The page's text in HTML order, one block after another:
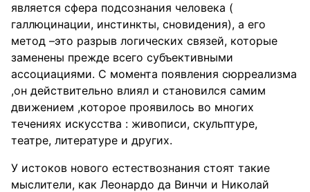
является сфера подсознания человека (
галлюцинации, инстинкты, сновидения), а его
метод –это разрыв логических связей, которые
заменены прежде всего субъективными
ассоциациями. С момента появления сюрреализма
,он действительно влиял и становился самим
движением ,которое проявилось во многих
течениях искусства : живописи, скульптуре,
театре, литературе и других.
У истоков нового естествознания стоят такие
мыслители, как Леонардо да Винчи и Николай